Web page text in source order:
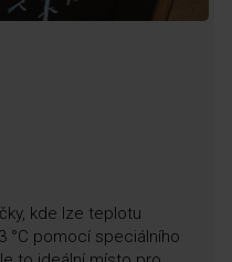
kde lze teplotu
°C pomocí speciálního